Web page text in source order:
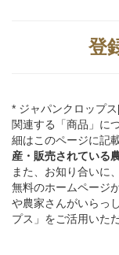
登
* ジャパンクロップ
関連する「商品」に
細はこのページに記
産・販売されている
また、お知り合いに
無料のホームページ
や農家さんがいらっ
プス」をご活用いた